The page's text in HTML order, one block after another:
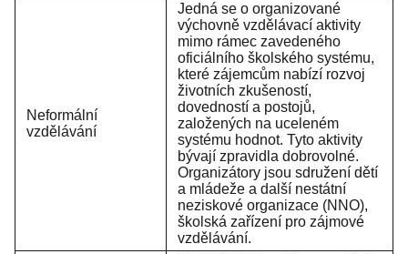
Neformální
vzdělávání
Jedná se o organizované
výchovně vzdělávací aktivity
mimo rámec zavedeného
oficiálního školského systému,
které zájemcům nabízí rozvoj
životních zkušeností,
dovedností a postojů,
založených na uceleném
systému hodnot. Tyto aktivity
bývají zpravidla dobrovolné.
Organizátory jsou sdružení dětí
a mládeže a další nestátní
neziskové organizace (NNO),
školská zařízení pro zájmové
vzdělávání.